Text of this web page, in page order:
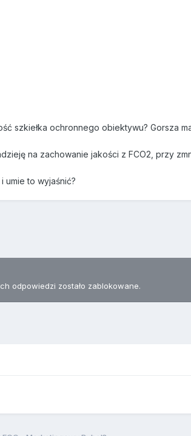
szkiełka ochronnego obiektywu? Gorsza
na zachowanie jakości z FCO2, przy
umie to wyjaśnić?
odpowiedzi zostało zablokowane.